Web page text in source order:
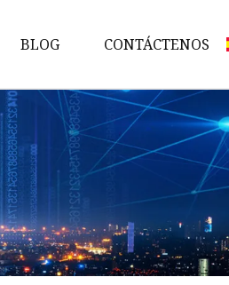
BLOG CONTÁCTENOS